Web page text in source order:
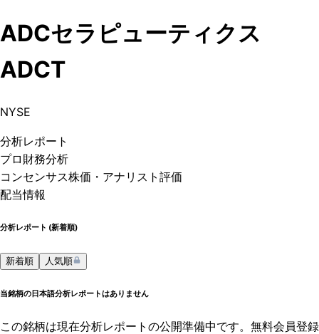
ADCセラピューティクス
ADCT
NYSE
分析レポート
プロ 財務分析
コンセンサス株価 ・アナリスト評価
配当情報
分析レポート (新着順)
新着順 人気順
当銘柄の日本語分析レポートはありません
この銘柄は現在分析レポートの公開準備中です。無料会員登録